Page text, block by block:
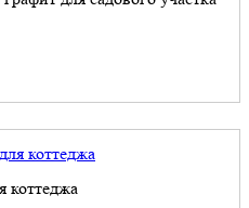
коттеджа